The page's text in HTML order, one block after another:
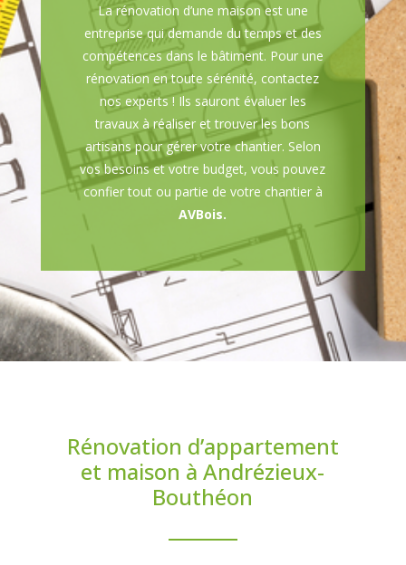
La rénovation d’une maison est une
entreprise qui demande du temps et des
compétences dans le bâtiment. Pour une
rénovation en toute sérénité, contactez
nos experts ! Ils sauront évaluer les
travaux à réaliser et trouver les bons
artisans pour gérer votre chantier. Selon
vos besoins et votre budget, vous pouvez
confier tout ou partie de votre chantier à
AVBois.
Rénovation d’appartement
et maison à Andrézieux-
Bouthéon